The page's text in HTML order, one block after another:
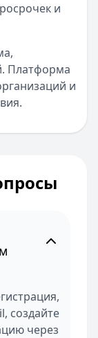
и
Платформа
и
создайте
через